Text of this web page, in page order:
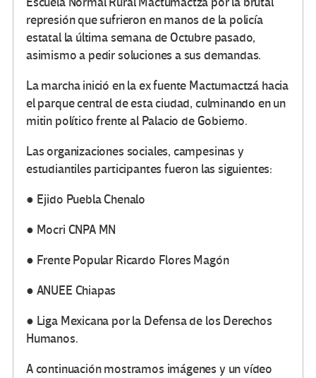
represión que sufrieron en manos de la policía
estatal la última semana de Octubre pasado,
asimismo a pedir soluciones a sus demandas.
La marcha inició en la ex fuente Mactumactzá hacia
el parque central de esta ciudad, culminando en un
mitin político frente al Palacio de Gobierno.
Las organizaciones sociales, campesinas y
estudiantiles participantes fueron las siguientes:
● Ejido Puebla Chenalo
● Mocri CNPA MN
● Frente Popular Ricardo Flores Magón
● ANUEE Chiapas
● Liga Mexicana por la Defensa de los Derechos
Humanos.
A continuación mostramos imágenes y un vídeo